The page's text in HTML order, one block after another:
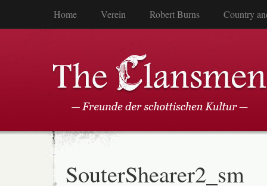
Home Verein Robert Burns Country
SouterShearer2_sm